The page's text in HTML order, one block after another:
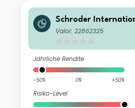
Schroder
d Asian
Valor: 22862325
Jährliche Rendite
-50% 0% +50%
Risiko-Level